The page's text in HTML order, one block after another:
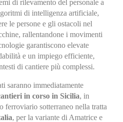
di rilevamento del personale a
di intelligenza artificiale,
le persone e gli ostacoli nel
rallentandone i movimenti
garantiscono elevate
e un impiego efficiente,
di cantiere più complessi.
saranno immediatamente
in corso in Sicilia, in
ferroviario sotterraneo nella tratta
, per la variante di Amatrice e